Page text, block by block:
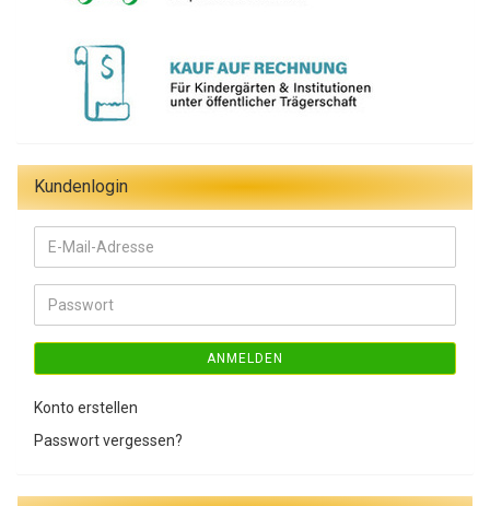
Kundenlogin
E-
Mail-
Adresse
Passwort
ANMELDEN
Konto erstellen
Passwort vergessen?